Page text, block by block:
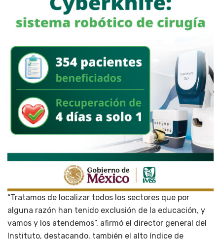
“Tratamos de localizar todos los sectores que por
alguna razón han tenido exclusión de la educación, y
vamos y los atendemos”, afirmó el director general del
Instituto, destacando, también el alto índice de